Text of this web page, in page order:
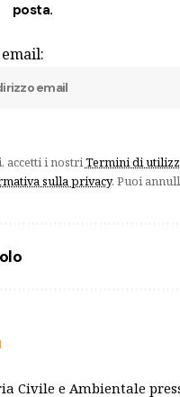
posta.
accetti i nostriTermini di
sulla privacy. Puoi
Civile e Ambientale